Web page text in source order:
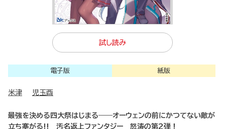
試し読み
紙版
電子版
米津 児玉酉
最強を決める四大祭はじまる――オーウェンの前にかつてない敵が
立ち塞がる!! 汚名返上ファンタジー 怒涛の第２弾！